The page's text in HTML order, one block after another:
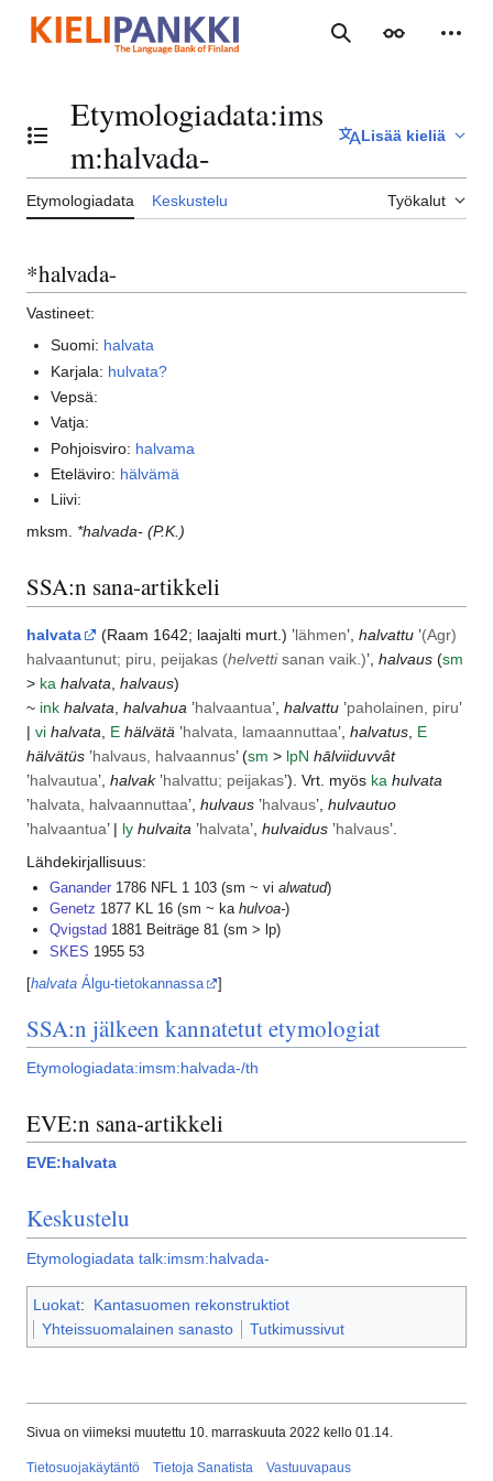
sisältöön
Haku Ulkoasu
Vaihda sisällysluettelo
Etymologiadata:ims
m:halvada-
Lisää kieliä
Etymologiadata Keskustelu Työkalut
*halvada-
Vastineet:
Suomi: halvata
Karjala: hulvata?
Vepsä:
Vatja:
Pohjoisviro: halvama
Eteläviro: hälvämä
Liivi:
mksm. *halvada- (P.K.)
SSA:n sana-artikkeli
halvata (Raam 1642; laajalti murt.) ’lähmen’, halvattu ’(Agr)
halvaantunut; piru, peijakas (helvettisanan vaik.)’, halvaus (sm
> ka halvata halvaus)
~ ink halvata halvahua ’halvaantua’, halvattu ’paholainen, piru’
| vi halvata E hälvätä ’halvata, lamaannuttaa’, halvatus E
hälvätüs ’halvaus, halvaannus’ (sm > lpN hālviiduvvât
’halvautua’, halvak’halvattu; peijakas’). Vrt. myös ka hulvata
’halvata, halvaannuttaa’, hulvaus ’halvaus’, hulvautuo
’halvaantua’ | ly hulvaita ’halvata’, hulvaidus ’halvaus’.
Lähdekirjallisuus:
Ganander1786 NFL 1 103 (sm ~ vi alwatud)
Genetz 1877 KL 16 (sm ~ ka hulvoa-)
Qvigstad 1881 Beiträge 81 (sm > lp)
SKES 1955 53
[halvata Álgu-tietokannassa ]
SSA:n jälkeen kannatetut etymologiat
Etymologiadata:imsm:halvada-/th
EVE:n sana-artikkeli
EVE:halvata
Keskustelu
Etymologiadata talk:imsm:halvada-
Luokat:
Kantasuomen rekonstruktiot
Yhteissuomalainen sanasto
Tutkimussivut
Sivua on viimeksi muutettu 10. marraskuuta 2022 kello 01.14.
Tietosuojakäytäntö Tietoja Sanatista Vastuuvapaus